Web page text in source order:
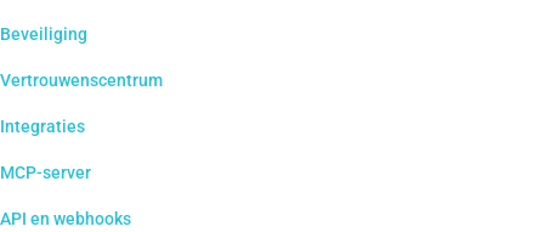
Beveiliging
Vertrouwenscentrum
Integraties
MCP-server
API en webhooks